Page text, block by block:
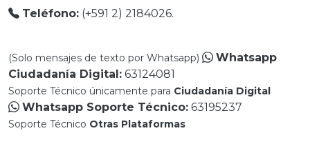
Teléfono: (+591 2) 2184026.
(Solo mensajes de texto por Whatsapp)
Whatsapp
Ciudadanía Digital: 63124081
Soporte Técnico únicamente para Ciudadanía Digital
Whatsapp Soporte Técnico: 63195237
Soporte Técnico Otras Plataformas